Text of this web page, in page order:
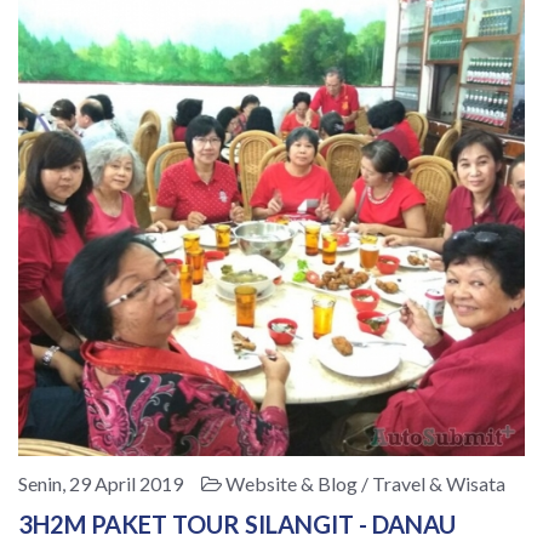
Senin, 29 April 2019 Website & Blog / Travel & Wisata
3H2M PAKET TOUR SILANGIT - DANAU